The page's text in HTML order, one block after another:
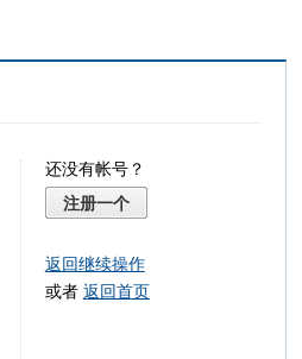
还没有帐号？
注册一个
返回继续操作
或者 返回首页